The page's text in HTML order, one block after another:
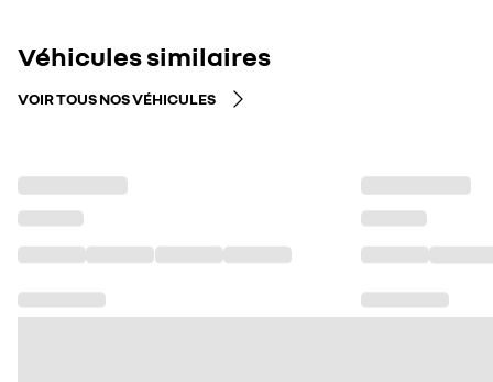
Véhicules similaires
VOIR TOUS NOS VÉHICULES